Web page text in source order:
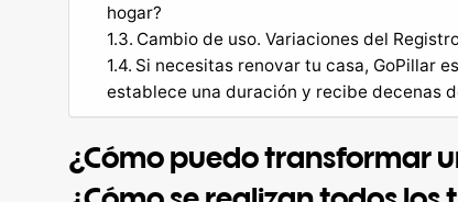
hogar?
Cambio de uso. Variaciones del
Si necesitas renovar tu casa, GoPillar
establece una duración y recibe decenas
¿Cómo puedo transformar